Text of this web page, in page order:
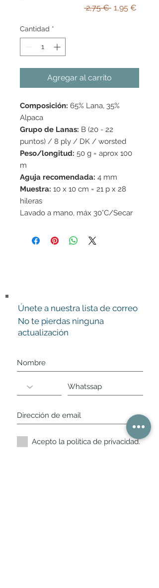
2,75 € Precio
1,95 €
Cantidad *
Agregar al carrito
Composición: 65% Lana, 35%
Alpaca
Grupo de Lanas: B (20 - 22
puntos) / 8 ply / DK / worsted
Peso/longitud: 50 g = aprox 100
m
Aguja recomendada: 4 mm
Muestra: 10 x 10 cm = 21 p x 28
hileras
Lavado a mano, máx 30°C/Secar
Únete a nuestra lista de correo
No te pierdas ninguna
actualización
Acepto la política de privacidad.